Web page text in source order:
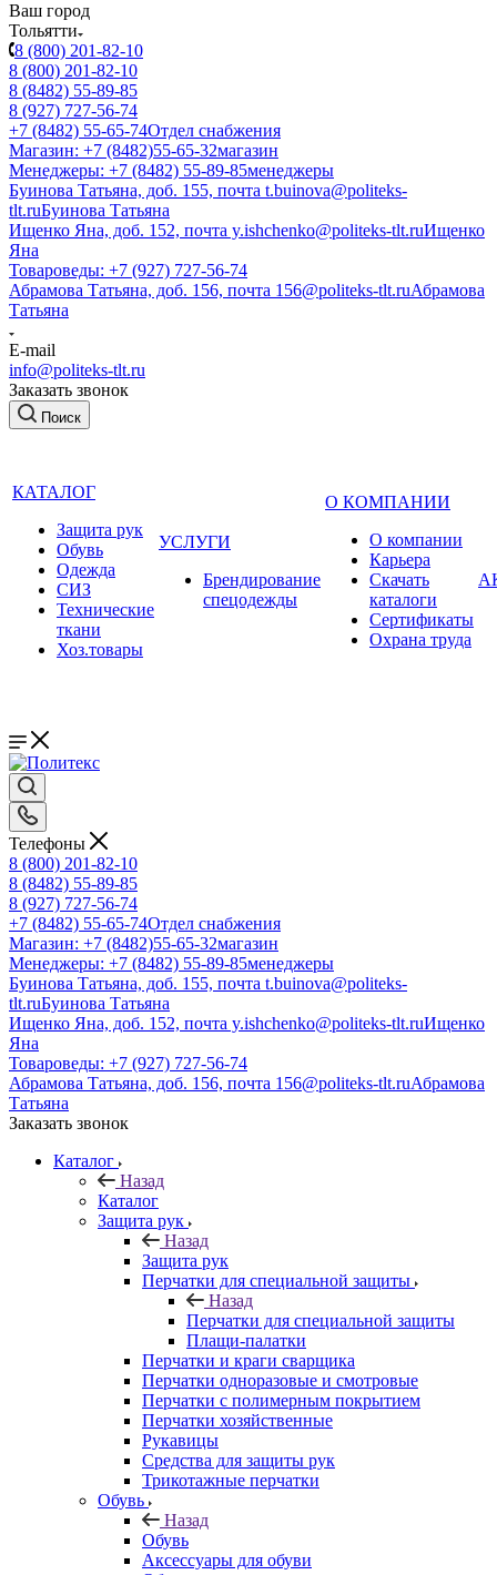
Ваш город
Тольятти
8 (800) 201-82-10
8 (800) 201-82-10
8 (8482) 55-89-85
8 (927) 727-56-74
+7 (8482) 55-65-74Отдел снабжения
Магазин: +7 (8482)55-65-32магазин
Менеджеры: +7 (8482) 55-89-85менеджеры
Буинова Татьяна, доб. 155, почта t.buinova@politeks-
tlt.ruБуинова Татьяна
Ищенко Яна, доб. 152, почта y.ishchenko@politeks-tlt.ruИщенко
Яна
Товароведы: +7 (927) 727-56-74
Абрамова Татьяна, доб. 156, почта 156@politeks-tlt.ruАбрамова
Татьяна
E-mail
info@politeks-tlt.ru
Заказать звонок
Поиск
КАТАЛОГ
Защита рук
Обувь
Одежда
СИЗ
Технические
ткани
Хоз.товары
УСЛУГИ
Брендирование
спецодежды
О КОМПАНИИ
О компании
Карьера
Cкачать
каталоги
Сертификаты
Охрана труда
Телефоны
8 (800) 201-82-10
8 (8482) 55-89-85
8 (927) 727-56-74
+7 (8482) 55-65-74Отдел снабжения
Магазин: +7 (8482)55-65-32магазин
Менеджеры: +7 (8482) 55-89-85менеджеры
Буинова Татьяна, доб. 155, почта t.buinova@politeks-
tlt.ruБуинова Татьяна
Ищенко Яна, доб. 152, почта y.ishchenko@politeks-tlt.ruИщенко
Яна
Товароведы: +7 (927) 727-56-74
Абрамова Татьяна, доб. 156, почта 156@politeks-tlt.ruАбрамова
Татьяна
Заказать звонок
Каталог
Назад
Каталог
Защита рук
Назад
Защита рук
Перчатки для специальной защиты
Назад
Перчатки для специальной защиты
Плащи-палатки
Перчатки и краги сварщика
Перчатки одноразовые и смотровые
Перчатки с полимерным покрытием
Перчатки хозяйственные
Рукавицы
Средства для защиты рук
Трикотажные перчатки
Обувь
Назад
Обувь
Аксессуары для обуви